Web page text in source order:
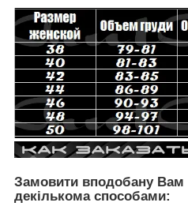
Замовити вподобану
декількома способами: